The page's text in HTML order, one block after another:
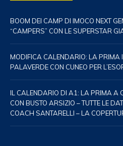
BOOM DEI CAMP DI IMOCO NEXT
“CAMPERS” CON LE SUPERSTAR
MODIFICA CALENDARIO: LA PRIMA
PALAVERDE CON CUNEO PER
IL CALENDARIO DI A1: LA PRIMA A
CON BUSTO ARSIZIO – TUTTE LE
COACH SANTARELLI – LA